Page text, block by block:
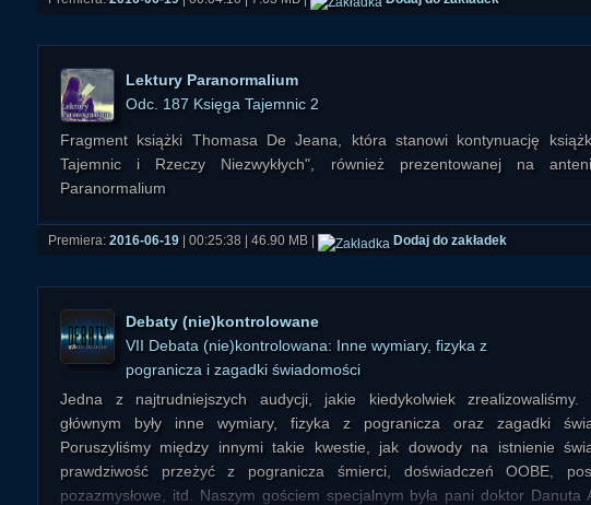
Lektury Paranormalium
Odc. 187 Księga Tajemnic 2
Fragment książki Thomasa De Jeana, która stanowi kontynuację
Tajemnic i Rzeczy Niezwykłych", również prezentowanej na
Paranormalium
Premiera: 2016-06-19 | 00:25:38 | 46.90 MB | Dodaj do zakładek
Debaty (nie)kontrolowane
VII Debata (nie)kontrolowana: Inne wymiary, fizyka z
pogranicza i zagadki świadomości
Jedna z najtrudniejszych audycji, jakie kiedykolwiek zrealizowaliśmy.
głównym były inne wymiary, fizyka z pogranicza oraz zagadki
Poruszyliśmy między innymi takie kwestie, jak dowody na istnienie
prawdziwość przeżyć z pogranicza śmierci, doświadczeń OOBE,
pozazmysłowe, itd. Naszym gościem specjalnym była pani doktor Danuta